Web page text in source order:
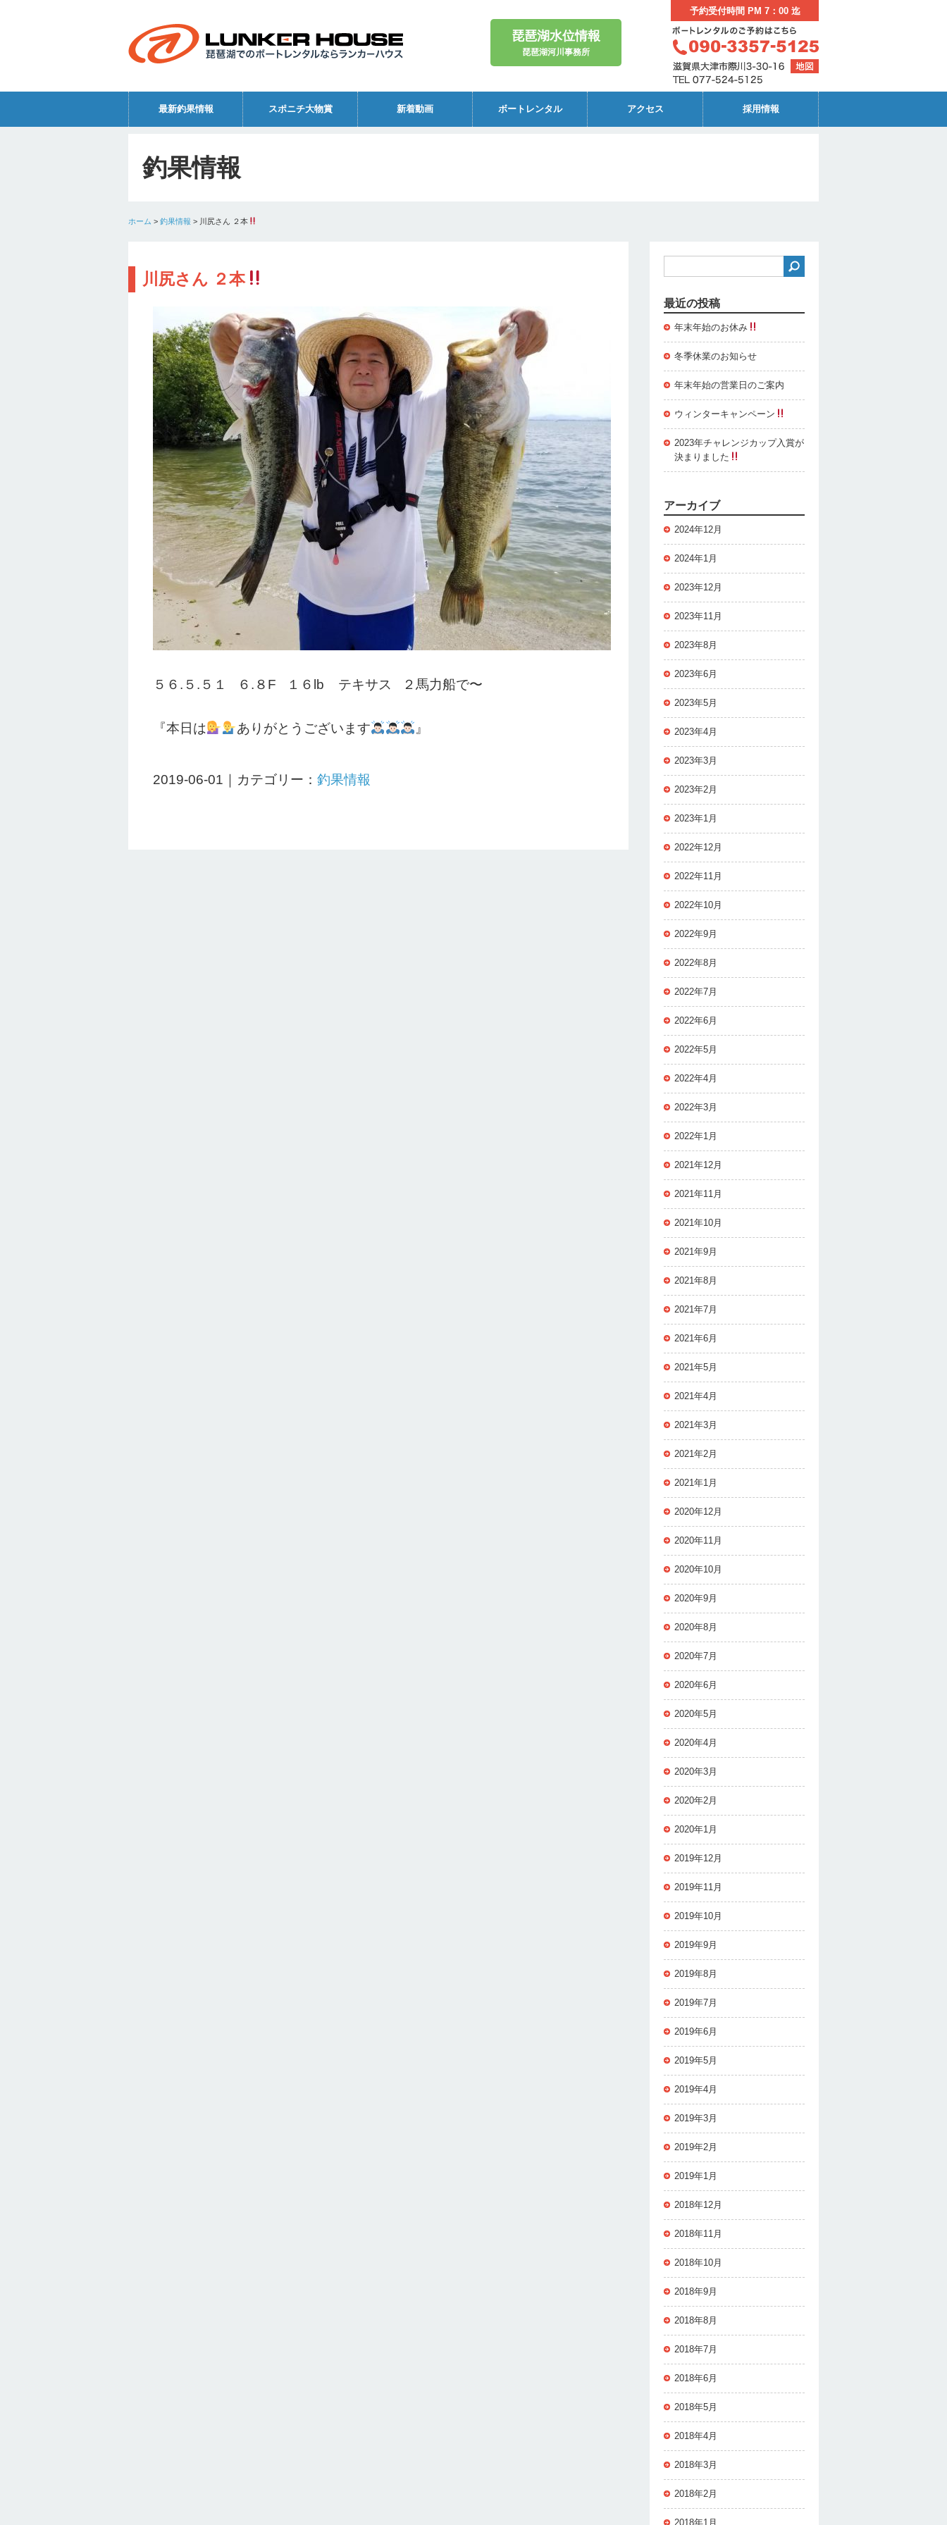
予約受付時間 PM 7：00 迄
琵琶湖水位情報
琵琶湖河川事務所
最新釣果情報 スポニチ大物賞 新着動画 ボートレンタル アクセス 採用情報
釣果情報
ホーム > 釣果情報 > 川尻さん ２本
川尻さん ２本
５６.５.５１ ６.８F １６lb テキサス ２馬力船で〜
『本日は ありがとうございます 』
2019-06-01｜カテゴリー： 釣果情報
最近の投稿
年末年始のお休み
冬季休業のお知らせ
年末年始の営業日のご案内
ウィンターキャンペーン
2023年チャレンジカップ入賞が
決まりました
アーカイブ
2024年12月
2024年1月
2023年12月
2023年11月
2023年8月
2023年6月
2023年5月
2023年4月
2023年3月
2023年2月
2023年1月
2022年12月
2022年11月
2022年10月
2022年9月
2022年8月
2022年7月
2022年6月
2022年5月
2022年4月
2022年3月
2022年1月
2021年12月
2021年11月
2021年10月
2021年9月
2021年8月
2021年7月
2021年6月
2021年5月
2021年4月
2021年3月
2021年2月
2021年1月
2020年12月
2020年11月
2020年10月
2020年9月
2020年8月
2020年7月
2020年6月
2020年5月
2020年4月
2020年3月
2020年2月
2020年1月
2019年12月
2019年11月
2019年10月
2019年9月
2019年8月
2019年7月
2019年6月
2019年5月
2019年4月
2019年3月
2019年2月
2019年1月
2018年12月
2018年11月
2018年10月
2018年9月
2018年8月
2018年7月
2018年6月
2018年5月
2018年4月
2018年3月
2018年2月
2018年1月